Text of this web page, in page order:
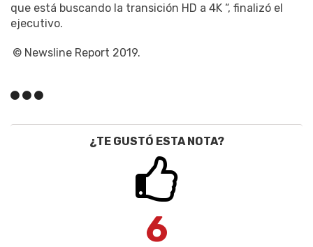
que está buscando la transición HD a 4K “, finalizó el
ejecutivo.
© Newsline Report 2019.
¿TE GUSTÓ ESTA NOTA?
6